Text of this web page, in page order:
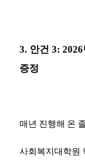
3. 안건 3: 2026
증정
매년 진행해 온
사회복지대학원